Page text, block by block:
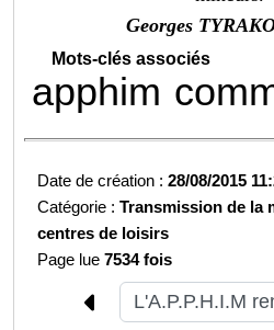
Georges
Mots-clés associés
apphim
Date de création :28/08/2015
Catégorie :Transmission de la
centres de loisirs
Page lue7534 fois